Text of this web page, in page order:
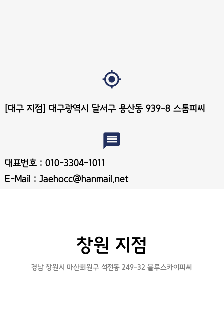
my_location
[대구 지점] 대구광역시 달서구 용산동 939-8 스톰피씨
message
대표번호 : 010-3304-1011
E-Mail : Jaehocc@hanmail.net
창원 지점
경남 창원시 마산회원구 석전동 249-32 블루스카이피씨